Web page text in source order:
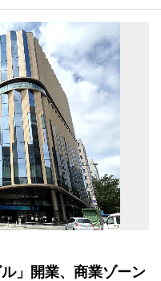
」開業、商業ゾーン